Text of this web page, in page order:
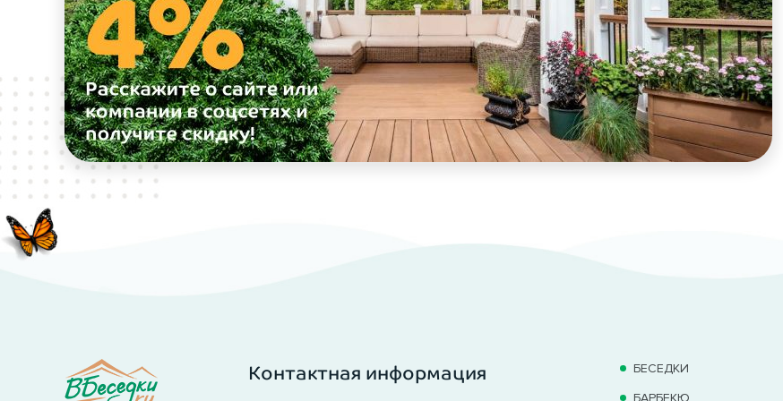
Контактная информация БЕСЕДКИ
БАРБЕКЮ